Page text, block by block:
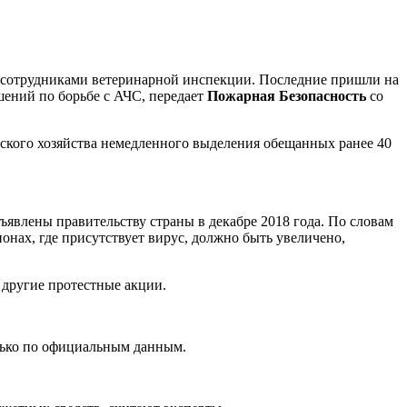
ветеринарной инспекции. Последние пришли на
по борьбе с АЧС, передает Пожарная Безопасность со
хозяйства немедленного выделения обещанных ранее 40
правительству страны в декабре 2018 года. По словам
где присутствует вирус, должно быть увеличено,
протестные акции.
по официальным данным.